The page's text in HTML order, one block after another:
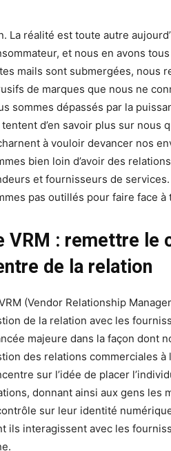
La réalité est toute autre
et nous en avons
mails sont submergées, nous
de marques que nous ne
sommes dépassés par la
d’en savoir plus sur nous
à vouloir devancer nos
bien loin d’avoir des
et fournisseurs de
pas outillés pour faire face
VRM : remettre le
de la relation
(Vendor Relationship
de la relation avec les
majeure dans la façon dont
des relations commerciales à
sur l’idée de placer
donnant ainsi aux gens les
sur leur identité
ils interagissent avec les